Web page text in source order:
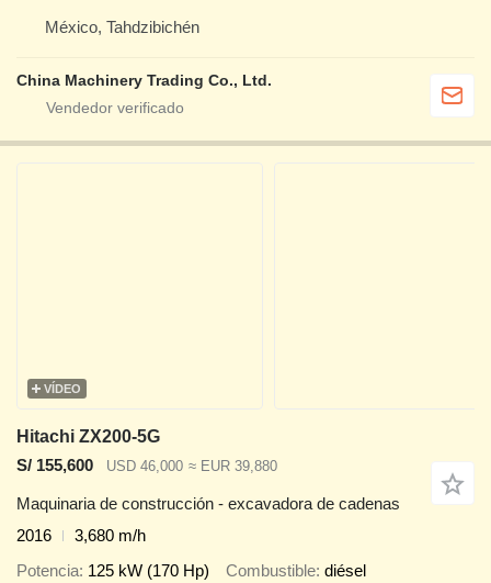
México, Tahdzibichén
China Machinery Trading Co., Ltd.
VÍDEO
Hitachi ZX200-5G
S/ 155,600
USD 46,000 ≈ EUR 39,880
Maquinaria de construcción - excavadora de cadenas
2016
3,680 m/h
Potencia 125 kW (170 Hp) Combustible diésel